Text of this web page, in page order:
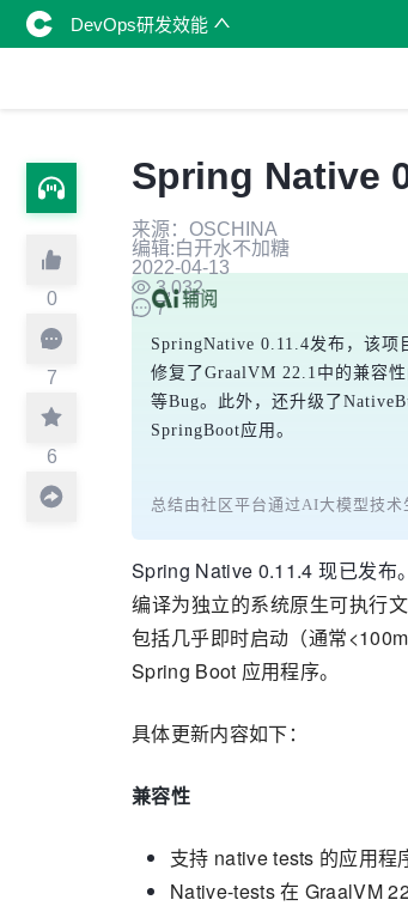
DevOps研发效能
0
7
6
Spring Native
来源：OSCHINA
编辑:白开水不加糖
2022-04-13
3,032
7
SpringNative 0.11.4发布，该
修复了GraalVM 22.1中的兼容
等Bug。此外，还升级了
SpringBoot应用。
总结由社区平台通过AI大模型技术
Spring Native 0.11.4 现已发布。
编译为独立的系统原生可执行
包括几乎即时启动（通常
Spring Boot 应用程序。
具体更新内容如下：
兼容性
支持 native tests 的应用程
Native-tests 在 GraalVM